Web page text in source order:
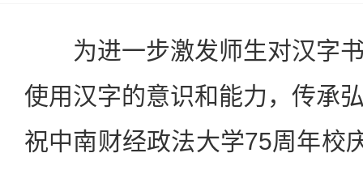
为进一步激发师生对汉字书
使用汉字的意识和能力，传承
祝中南财经政法大学75周年校